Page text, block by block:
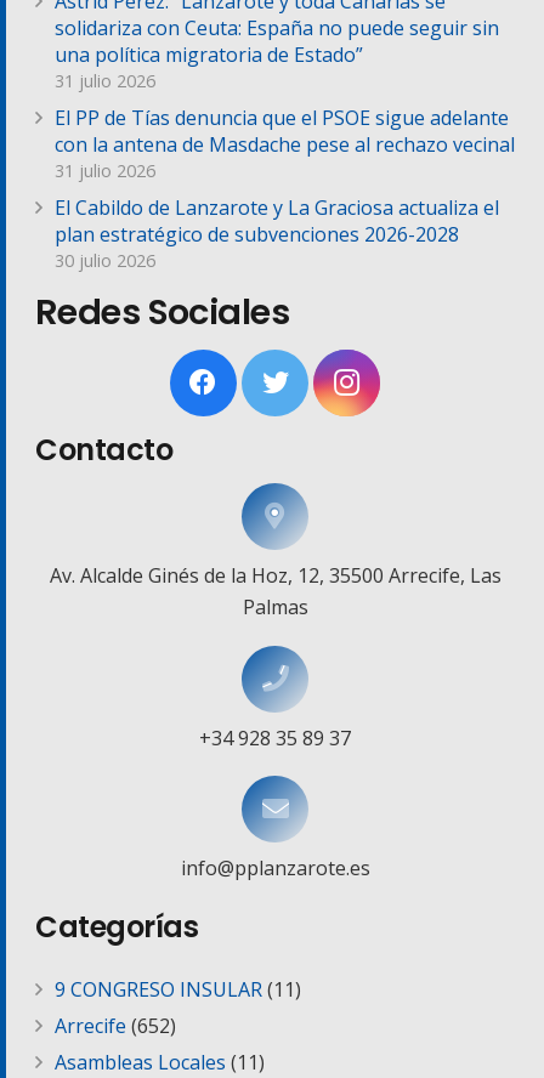
solidariza con Ceuta: España no puede seguir sin
una política migratoria de Estado”
31 julio 2026
El PP de Tías denuncia que el PSOE sigue adelante
con la antena de Masdache pese al rechazo vecinal
31 julio 2026
El Cabildo de Lanzarote y La Graciosa actualiza el
plan estratégico de subvenciones 2026-2028
30 julio 2026
Redes Sociales
Contacto
Av. Alcalde Ginés de la Hoz, 12, 35500 Arrecife, Las
Palmas
+34 928 35 89 37
info@pplanzarote.es
Categorías
9 CONGRESO INSULAR(11)
Arrecife (652)
Asambleas Locales (11)